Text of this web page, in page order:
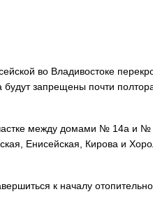
во Владивостоке
запрещены почти
между домами № 14а и №
Енисейская, Кирова и
к началу